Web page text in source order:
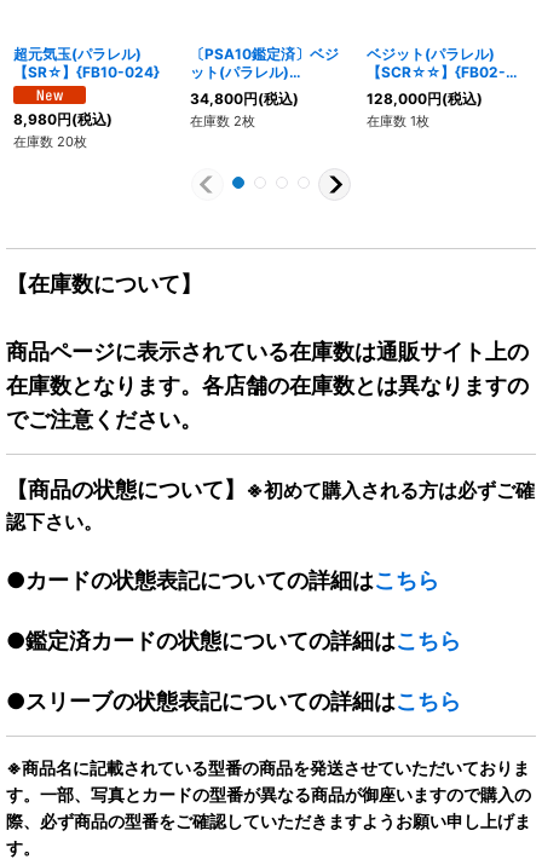
超元気玉(パラレル)
【SR☆】{FB10-024}
8,980円(税込)
在庫数 20枚
〔PSA10鑑定済〕ベジ
ット(パラレル)
【SCR☆】{FB02-139}
34,800円(税込)
在庫数 2枚
ベジット(パラレル)
【SCR☆☆】{FB02-
139}
128,000円(税込)
在庫数 1枚
【在庫数について】
商品ページに表示されている在庫数は通販サイト上の
在庫数となります。各店舗の在庫数とは異なりますの
でご注意ください。
【商品の状態について】
※初めて購入される方は必ずご確
認下さい。
●カードの状態表記についての詳細はこちら
●鑑定済カードの状態についての詳細はこちら
●スリーブの状態表記についての詳細はこちら
※商品名に記載されている型番の商品を発送させていただいておりま
す。一部、写真とカードの型番が異なる商品が御座いますので購入の
際、必ず商品の型番をご確認していただきますようお願い申し上げま
す。